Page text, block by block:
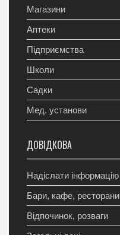
Магазини
Аптеки
Підприємства
Школи
Садки
Мед. установи
ДОВІДКОВА
Надіслати інформацію
Бари, кафе, ресторани
Відпочинок, розваги